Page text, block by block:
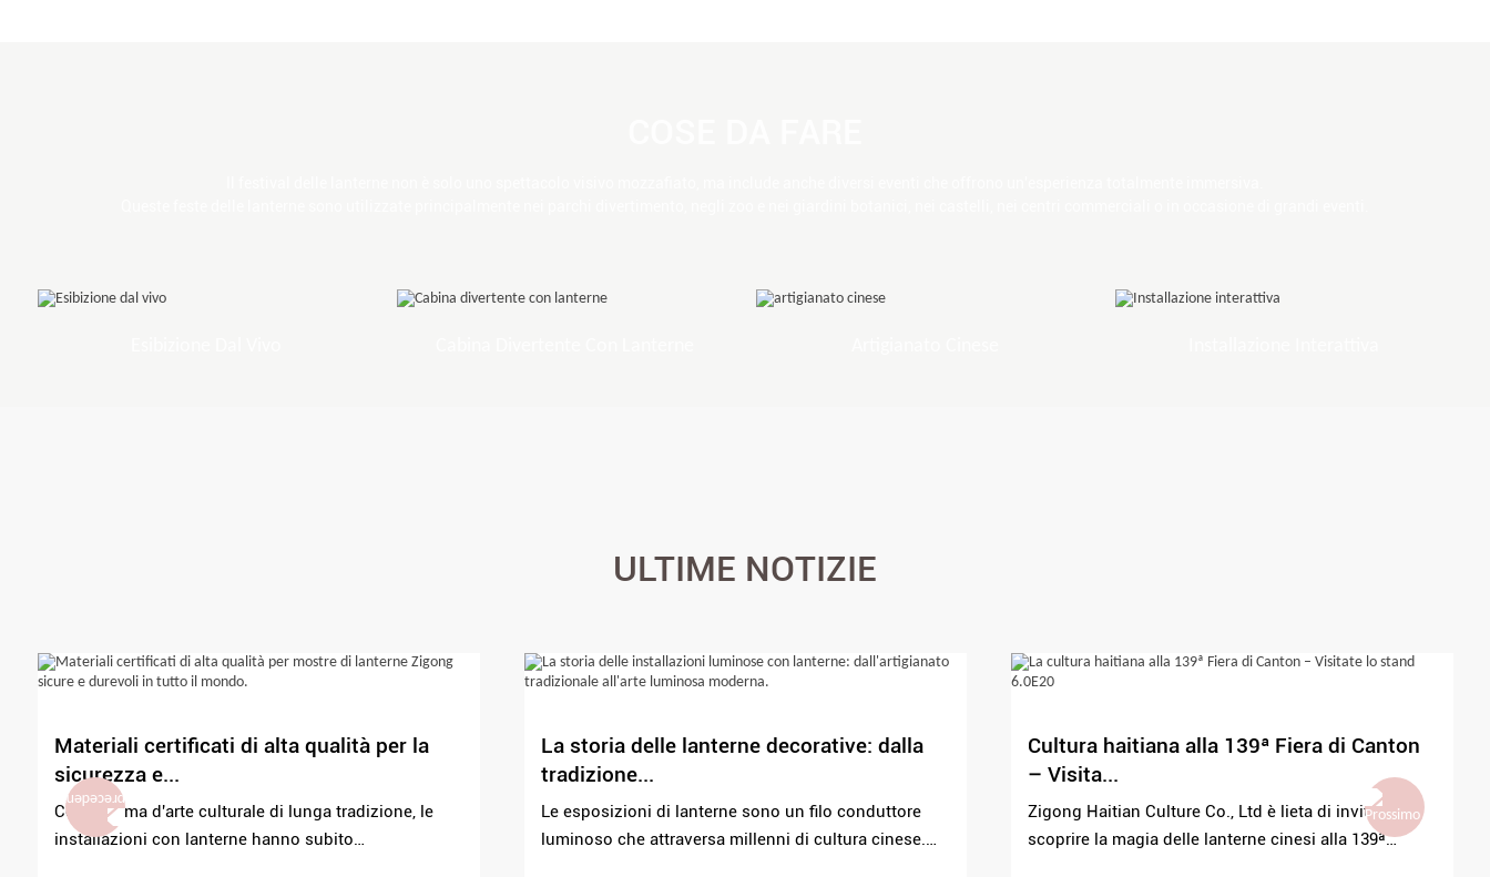
ULTIME NOTIZIE
Materiali certificati di alta qualità per la
sicurezza e...
Come forma d'arte culturale di lunga tradizione, le
installazioni con lanterne hanno subito
La storia delle lanterne decorative: dalla
tradizione...
Le esposizioni di lanterne sono un filo conduttore
luminoso che attraversa millenni di cultura cinese.
Cultura haitiana alla 139ª Fiera di Canton
– Visita...
Zigong Haitian Culture Co., Ltd è lieta di invitarvi a
scoprire la magia delle lanterne cinesi alla 139ª